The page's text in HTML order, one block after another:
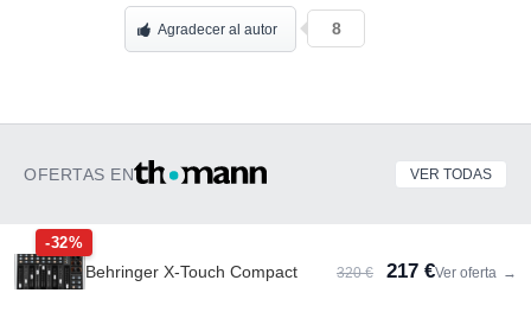
Agradecer al autor 8
OFERTAS EN VER TODAS
-32%
Behringer X-Touch Compact 320 € 217 €Ver oferta →